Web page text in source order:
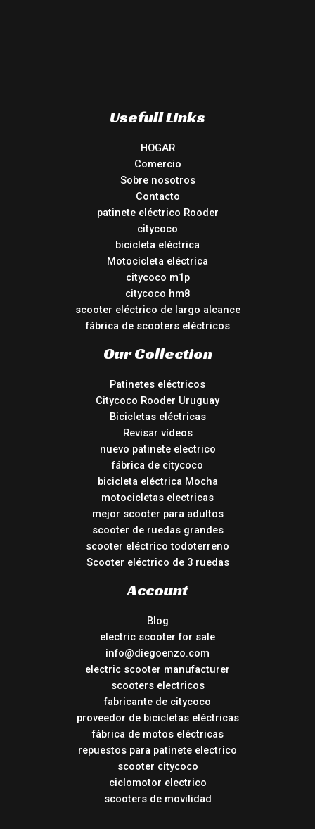
Usefull Links
HOGAR
Comercio
Sobre nosotros
Contacto
patinete eléctrico Rooder
citycoco
bicicleta eléctrica
Motocicleta eléctrica
citycoco m1p
citycoco hm8
scooter eléctrico de largo alcance
fábrica de scooters eléctricos
Our Collection
Patinetes eléctricos
Citycoco Rooder Uruguay
Bicicletas eléctricas
Revisar vídeos
nuevo patinete electrico
fábrica de citycoco
bicicleta eléctrica Mocha
motocicletas electricas
mejor scooter para adultos
scooter de ruedas grandes
scooter eléctrico todoterreno
Scooter eléctrico de 3 ruedas
Account
Blog
electric scooter for sale
info@diegoenzo.com
electric scooter manufacturer
scooters electricos
fabricante de citycoco
proveedor de bicicletas eléctricas
fábrica de motos eléctricas
repuestos para patinete electrico
scooter citycoco
ciclomotor electrico
scooters de movilidad